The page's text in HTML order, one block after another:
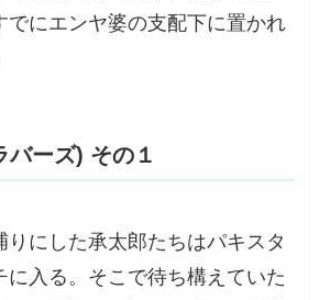
でにエンヤ婆の支配下に置かれ
バーズ) その１
りにした承太郎たちはパキスタ
に入る。そこで待ち構えていた